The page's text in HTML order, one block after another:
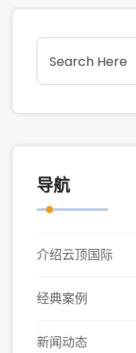
导航
介绍云顶国际
经典案例
新闻动态